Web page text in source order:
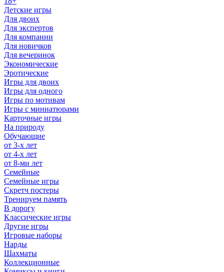
Детские игры
Для двоих
Для экспертов
Для компании
Для новичков
Для вечеринок
Экономические
Эротические
Игры для двоих
Игры для одного
Игры по мотивам
Игры с миниатюрами
Карточные игры
На природу
Обучающие
от 3-х лет
от 4-х лет
от 8-ми лет
Семейные
Семейные игры
Скретч постеры
Тренируем память
В дорогу
Классические игры
Другие игры
Игровые наборы
Нарды
Шахматы
Коллекционные